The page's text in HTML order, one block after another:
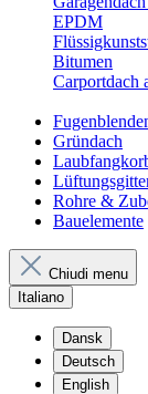
EPDM
Bitumen
Carportdach
Gründach
Rohre &
Bauelemente
Chiudi menu
Italiano
Dansk
Deutsch
English